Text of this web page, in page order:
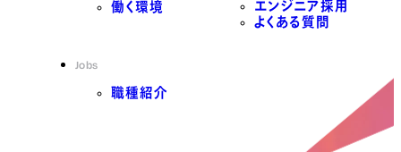
働く環境
Jobs
職種紹介
エンジニア採用
よくある質問